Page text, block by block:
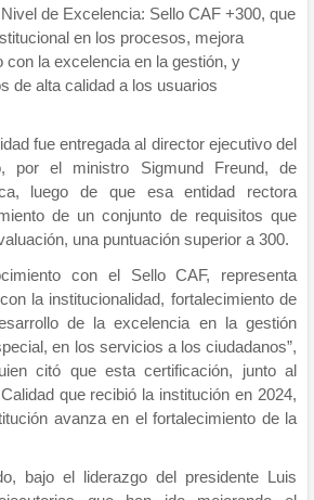
de Excelencia: Sello CAF +300, que
en los procesos, mejora
la excelencia en la gestión, y
de alta calidad a los usuarios
fue entregada al director ejecutivo del
por el ministro Sigmund Freund, de
luego de que esa entidad rectora
de un conjunto de requisitos que
una puntuación superior a 300.
con el Sello CAF, representa
la institucionalidad, fortalecimiento de
de la excelencia en la gestión
en los servicios a los ciudadanos”,
citó que esta certificación, junto al
que recibió la institución en 2024,
avanza en el fortalecimiento de la
bajo el liderazgo del presidente Luis